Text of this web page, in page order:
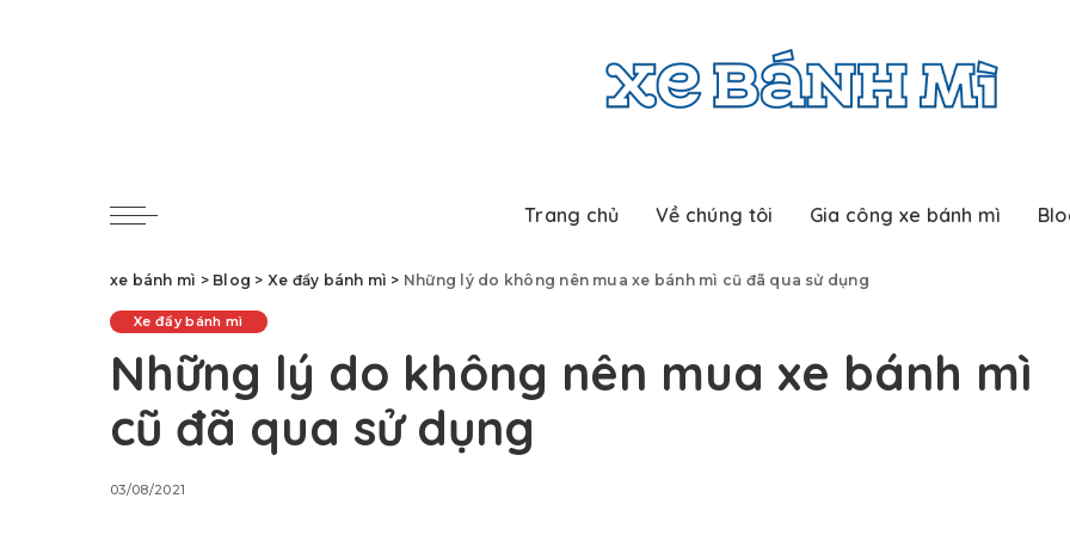
Trang chủ Về chúng tôi Gia công xe bánh mì
xe bánh mì > Blog > Xe đẩy bánh mì > Những lý do không nên mua xe bánh mì cũ đã qua sử dụng
Xe đẩy bánh mì
Những lý do không nên mua xe bánh mì
cũ đã qua sử dụng
03/08/2021